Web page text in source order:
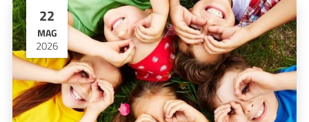
22
MAG
2026